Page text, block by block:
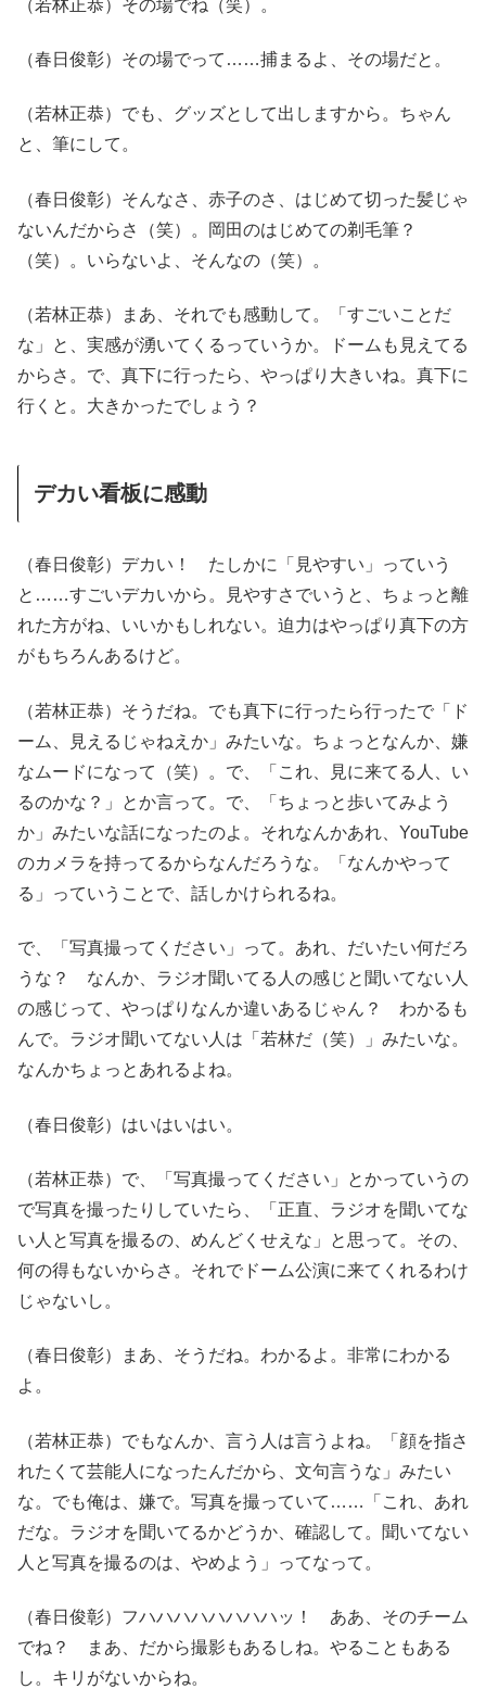
（若林正恭）その場でね（笑）。
（春日俊彰）その場でって……捕まるよ、その場だと。
（若林正恭）でも、グッズとして出しますから。ちゃん
と、筆にして。
（春日俊彰）そんなさ、赤子のさ、はじめて切った髪じゃ
ないんだからさ（笑）。岡田のはじめての剃毛筆？
（笑）。いらないよ、そんなの（笑）。
（若林正恭）まあ、それでも感動して。「すごいことだ
な」と、実感が湧いてくるっていうか。ドームも見えてる
からさ。で、真下に行ったら、やっぱり大きいね。真下に
行くと。大きかったでしょう？
デカい看板に感動
（春日俊彰）デカい！ たしかに「見やすい」っていう
と……すごいデカいから。見やすさでいうと、ちょっと離
れた方がね、いいかもしれない。迫力はやっぱり真下の方
がもちろんあるけど。
（若林正恭）そうだね。でも真下に行ったら行ったで「ド
ーム、見えるじゃねえか」みたいな。ちょっとなんか、嫌
なムードになって（笑）。で、「これ、見に来てる人、い
るのかな？」とか言って。で、「ちょっと歩いてみよう
か」みたいな話になったのよ。それなんかあれ、YouTube
のカメラを持ってるからなんだろうな。「なんかやって
る」っていうことで、話しかけられるね。
で、「写真撮ってください」って。あれ、だいたい何だろ
うな？ なんか、ラジオ聞いてる人の感じと聞いてない人
の感じって、やっぱりなんか違いあるじゃん？ わかるも
んで。ラジオ聞いてない人は「若林だ（笑）」みたいな。
なんかちょっとあれるよね。
（春日俊彰）はいはいはい。
（若林正恭）で、「写真撮ってください」とかっていうの
で写真を撮ったりしていたら、「正直、ラジオを聞いてな
い人と写真を撮るの、めんどくせえな」と思って。その、
何の得もないからさ。それでドーム公演に来てくれるわけ
じゃないし。
（春日俊彰）まあ、そうだね。わかるよ。非常にわかる
よ。
（若林正恭）でもなんか、言う人は言うよね。「顔を指さ
れたくて芸能人になったんだから、文句言うな」みたい
な。でも俺は、嫌で。写真を撮っていて……「これ、あれ
だな。ラジオを聞いてるかどうか、確認して。聞いてない
人と写真を撮るのは、やめよう」ってなって。
（春日俊彰）フハハハハハハハハッ！ ああ、そのチーム
でね？ まあ、だから撮影もあるしね。やることもある
し。キリがないからね。